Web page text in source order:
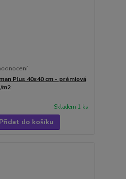
Plus 40x40 cm - prémiová
m2
Skladem 1 ks
Přidat do košíku